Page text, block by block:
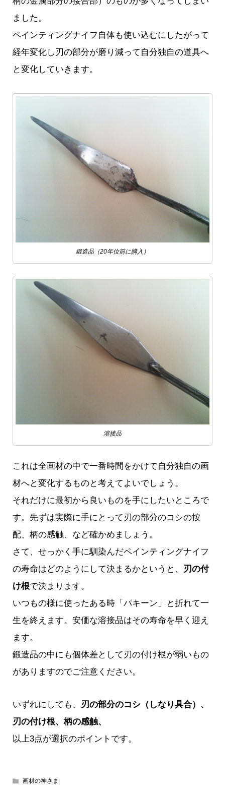
ました。
ペインティングナイフ自体も使い込むにしたがって
経年変化し刃の部分が磨り減って自分独自の道具へ
と変化していきます。
鍛造品（20年位前に購入）
溶接品
これは全画材の中で一番時間をかけて自分独自の画
材へと変化するものと考えてよいでしょう。
それだけに最初から良いものを手にしたいところで
す。先ずは実際に手にとって刃の部分のコシの按
配、柄の感触、など確かめましょう。
さて、せっかく手に馴染んだペインティングナイフ
の寿命はどのようにして決まるかというと、
刃の付
け根で決まります。
いつもの様に使ったある時「パキーン」と折れて一
生を終えます。安価な溶接品はその寿命を早く迎え
ます。
鍛造品の中にも個体差として刃の付け根が弱いもの
がありますのでご注意ください。
いずれにしても、
刃の部分のコシ（しなり具合）、
刃の付け根、柄の感触、
以上3点が選択のポイントです。
画材の神さま